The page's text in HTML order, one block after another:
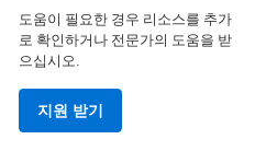
니다.
속성 창에서 첫 번째 수준 관련
을 선택합니다.
예를 들어 금융 계정 레코드 페
은 수금 계획이며 두 번째 수준
다. 수금 전문가는 레코드 세부
도움이 필요한 경우 리소스를 추가
로 확인하거나 전문가의 도움을 받
으십시오.
지원 받기